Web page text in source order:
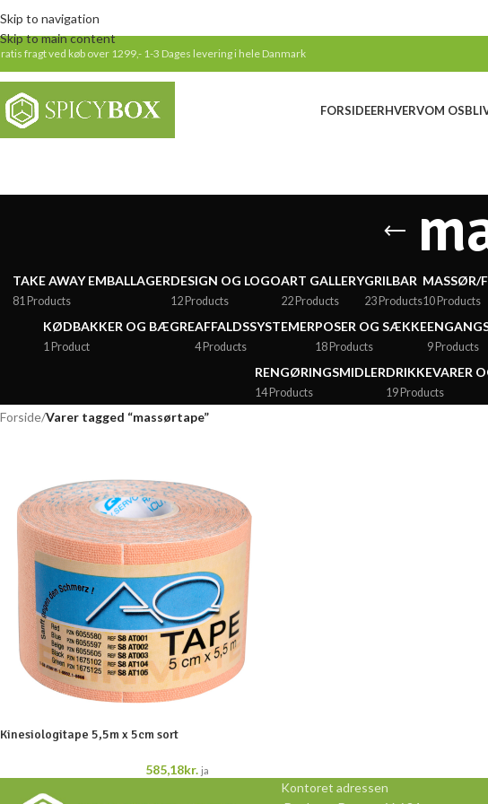
Skip to navigation
Skip to main content
fragt ved køb over 1299,- 1-3 Dages levering i hele Danmark
FORSIDEERHVERVOM OS
TAKE AWAY EMBALLAGER
81 Products
DESIGN OG LOGO
12 Products
ART GALLERY
22 Products
GRILBAR
23 Products
MASSØR/
10 Products
KØDBAKKER OG BÆGRE
1 Product
AFFALDSSYSTEMER
4 Products
POSER OG SÆKKE
18 Products 9 Products
RENGØRINGSMIDLER
14 Products
DRIKKEVARER
19 Products
Forside/Varer tagged “massørtape”
Kinesiologitape 5,5m x 5cm sort
585,18kr. ja
Kontoret adressen